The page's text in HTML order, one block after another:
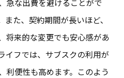
た、契約期間が長いほど、
将来的な変更でも安心感があ
イフでは、サブスクの利用が
利便性も高めます。このよう